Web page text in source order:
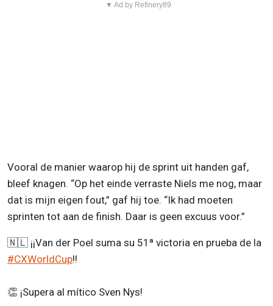
▼ Ad by Refinery89
Vooral de manier waarop hij de sprint uit handen gaf,
bleef knagen. “Op het einde verraste Niels me nog, maar
dat is mijn eigen fout,” gaf hij toe. “Ik had moeten
sprinten tot aan de finish. Daar is geen excuus voor.”
🇳🇱 ¡¡Van der Poel suma su 51ª victoria en prueba de la
#CXWorldCup!!
👏 ¡Supera al mítico Sven Nys!